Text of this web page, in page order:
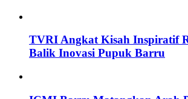
TVRI Angkat Kisah Inspiratif
Balik Inovasi Pupuk Barru